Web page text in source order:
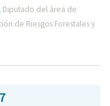
Diputado del área de
de Riesgos Forestales y